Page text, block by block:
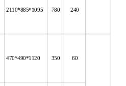
2110*885*1095 780 240
470*490*1120 350 60